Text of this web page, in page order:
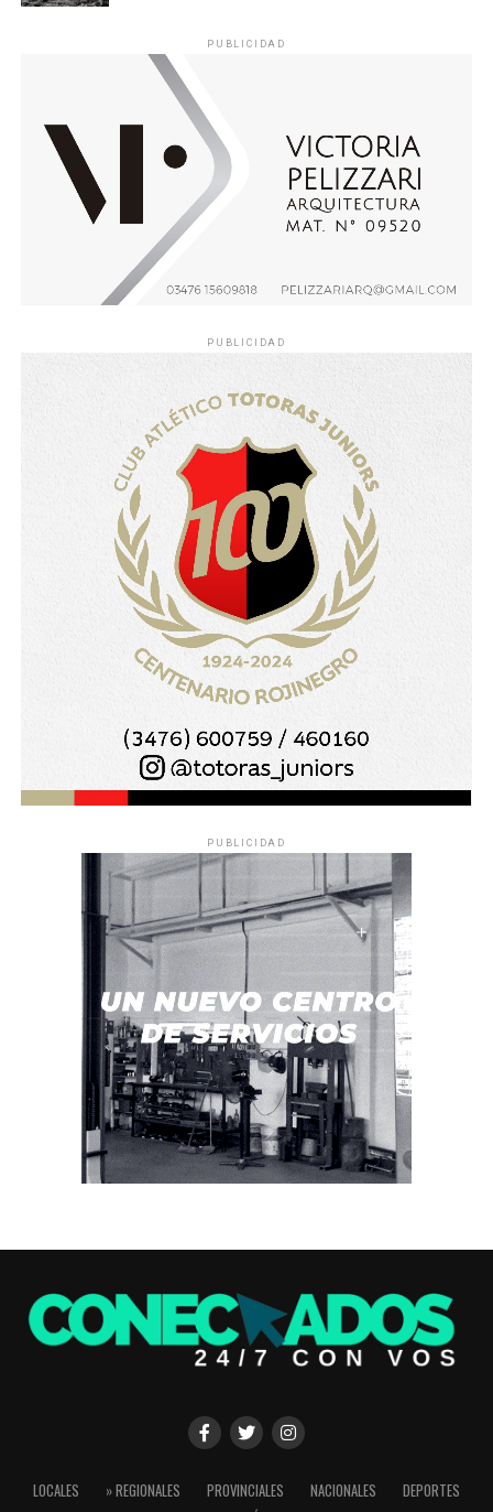
PUBLICIDAD
PUBLICIDAD
PUBLICIDAD
LOCALES » REGIONALES PROVINCIALES NACIONALES
DEPORTES